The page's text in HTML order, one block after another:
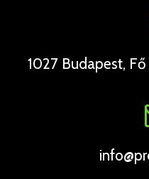
1027 Budapest,